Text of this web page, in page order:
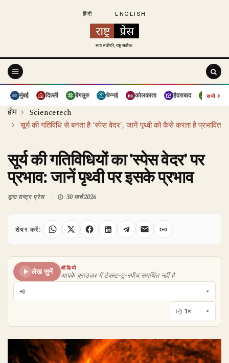
हिंदी ENGLISH
मुंबई दिल्ली बेंगलुरु चेन्नई कोलकाता हैदराबाद पुणे
सभी›
होम
Sciencetech
सूर्य की गतिविधि से बनता है 'स्पेस वेदर', जानें पृथ्वी को कैसे करता है प्रभावित
सूर्य की गतिविधियों का 'स्पेस वेदर' पर
प्रभाव: जानें पृथ्वी पर इसके प्रभाव
द्वाराराष्ट्र प्रेस 30 मार्च 2026
शेयर करें:
लेख सुनें
ऑडियो
आपके ब्राउज़र में टेक्स्ट-टू-स्पीच समर्थित नहीं है